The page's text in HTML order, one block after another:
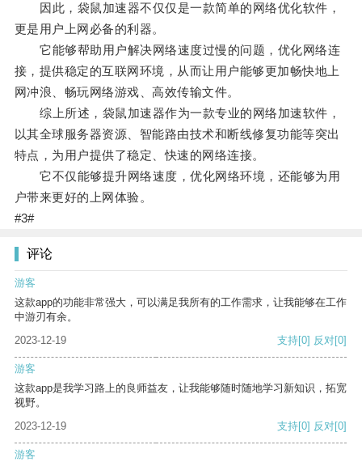
因此，袋鼠加速器不仅仅是一款简单的网络优化软件，
更是用户上网必备的利器。
它能够帮助用户解决网络速度过慢的问题，优化网络连
接，提供稳定的互联网环境，从而让用户能够更加畅快地上
网冲浪、畅玩网络游戏、高效传输文件。
综上所述，袋鼠加速器作为一款专业的网络加速软件，
以其全球服务器资源、智能路由技术和断线修复功能等突出
特点，为用户提供了稳定、快速的网络连接。
它不仅能够提升网络速度，优化网络环境，还能够为用
户带来更好的上网体验。
#3#
评论
游客
这款app的功能非常强大，可以满足我所有的工作需求，让我能够在工作
中游刃有余。
2023-12-19
支持[0] 反对[0]
游客
这款app是我学习路上的良师益友，让我能够随时随地学习新知识，拓宽
视野。
2023-12-19
支持[0] 反对[0]
游客